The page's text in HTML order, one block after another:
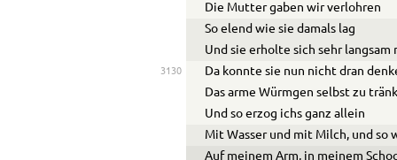
Die Mutter gaben wir verlohren
So elend wie sie damals lag
Und sie erholte sich sehr langsam
3130
Da konnte sie nun nicht dran
Das arme Würmgen selbst zu
Und so erzog ichs ganz allein
Mit Wasser und mit Milch, und so
Auf meinem Arm, in meinem